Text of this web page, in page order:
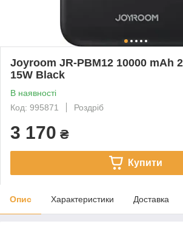
Joyroom JR-PBM12 10000 mAh
15W Black
В наявності
Код: 995871
Роздріб
3 170 ₴
Купити
Опис Характеристики Доставка